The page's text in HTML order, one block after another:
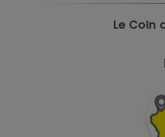
Le Coin